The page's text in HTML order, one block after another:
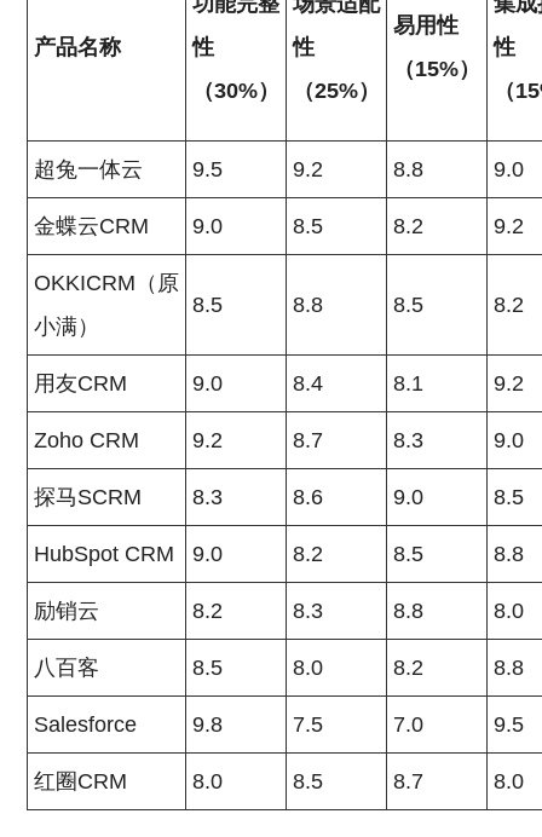
产品名称
性
（30%）
性
（25%）
易用性
（15%）
性
（
超兔一体云 9.5 9.2 8.8 9.0
金蝶云CRM 9.0 8.5 8.2 9.2
OKKICRM（原
小满）
8.5 8.8 8.5 8.2
用友CRM 9.0 8.4 8.1 9.2
Zoho CRM 9.2 8.7 8.3 9.0
探马SCRM 8.3 8.6 9.0 8.5
HubSpot CRM 9.0 8.2 8.5 8.8
励销云 8.2 8.3 8.8 8.0
八百客 8.5 8.0 8.2 8.8
Salesforce 9.8 7.5 7.0 9.5
红圈CRM 8.0 8.5 8.7 8.0